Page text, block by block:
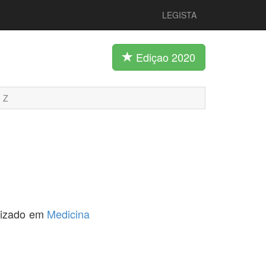
LEGISTA
Ediçao 2020
Z
em Medicina